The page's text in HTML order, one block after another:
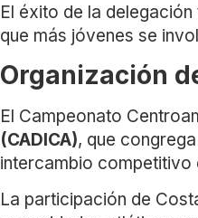
El éxito de la
que más jóvenes se
Organización
El Campeonato
(CADICA), que
intercambio competitivo
La participación de